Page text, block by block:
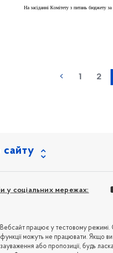
На засіданні Комітету з питань бюджету
1 2
наступна »
у соціальних мережах:
Вебсайт працює у тестовому режимі.
функції можуть не працювати. Якщо
зауваження або пропозиції, будь